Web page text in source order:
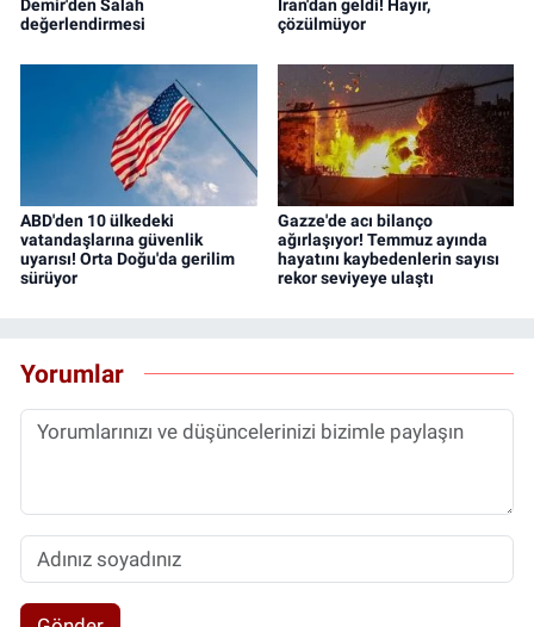
Demir'den Salah
değerlendirmesi
İran'dan geldi! Hayır,
çözülmüyor
ABD'den 10 ülkedeki
vatandaşlarına güvenlik
uyarısı! Orta Doğu'da gerilim
sürüyor
Gazze'de acı bilanço
ağırlaşıyor! Temmuz ayında
hayatını kaybedenlerin sayısı
rekor seviyeye ulaştı
Yorumlar